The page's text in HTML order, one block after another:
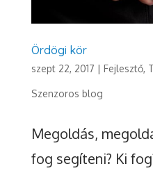
Ördögi kör
szept 22, 2017 | Fejlesztő,
Szenzoros blog
Megoldás,
fog segíteni? Ki